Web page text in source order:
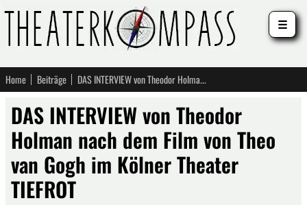
Home Beiträge DAS INTERVIEW von Theodor Holman nach dem Film von Theo van Gogh im Kölner Theater TIEFROT
DAS INTERVIEW von Theodor
Holman nach dem Film von Theo
van Gogh im Kölner Theater
TIEFROT
☰